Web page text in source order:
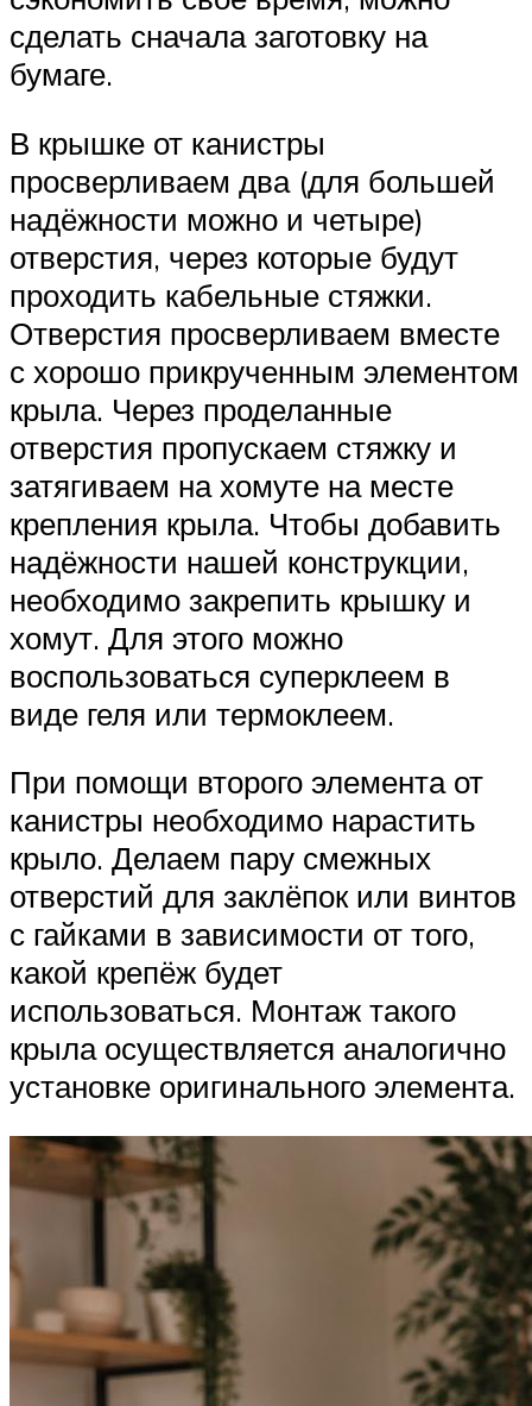
сделать сначала заготовку на
бумаге.
В крышке от канистры
просверливаем два (для большей
надёжности можно и четыре)
отверстия, через которые будут
проходить кабельные стяжки.
Отверстия просверливаем вместе
с хорошо прикрученным элементом
крыла. Через проделанные
отверстия пропускаем стяжку и
затягиваем на хомуте на месте
крепления крыла. Чтобы добавить
надёжности нашей конструкции,
необходимо закрепить крышку и
хомут. Для этого можно
воспользоваться суперклеем в
виде геля или термоклеем.
При помощи второго элемента от
канистры необходимо нарастить
крыло. Делаем пару смежных
отверстий для заклёпок или винтов
с гайками в зависимости от того,
какой крепёж будет
использоваться. Монтаж такого
крыла осуществляется аналогично
установке оригинального элемента.